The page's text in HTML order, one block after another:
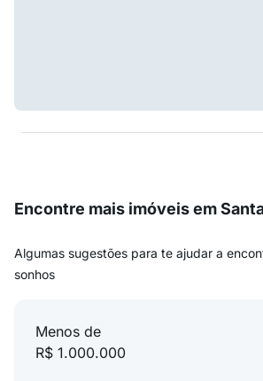
Encontre mais imóveis em
Algumas sugestões para te ajudar a
sonhos
Menos de
R$ 1.000.000